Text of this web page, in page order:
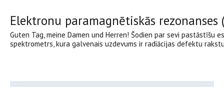
Elektronu paramagnētiskās rezonanses
Guten Tag, meine Damen und Herren! Šodien par sevi pastāstīšu
spektrometrs, kura galvenais uzdevums ir radiācijas defektu